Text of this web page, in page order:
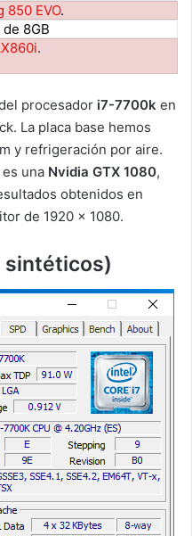
850 EVO.
de 8GB
.
procesador i7-7700k en
La placa base hemos
y refrigeración por aire.
una Nvidia GTX 1080,
obtenidos en
de 1920 x 1080.
sintéticos)